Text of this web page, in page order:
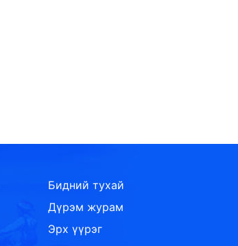
Бидний тухай
Дүрэм журам
Эрх үүрэг